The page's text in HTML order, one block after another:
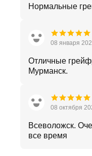
Нормальные
08 января
Отличные
Мурманск.
08 октября
Всеволожск.
все время